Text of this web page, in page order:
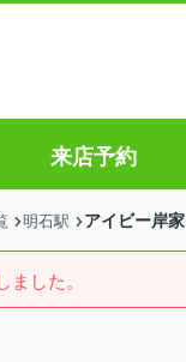
来店予約
明石駅 アイビー岸家
ました。